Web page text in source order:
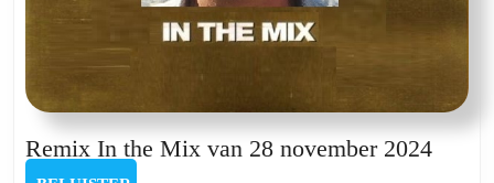
Remix In the Mix van 28 november 2024